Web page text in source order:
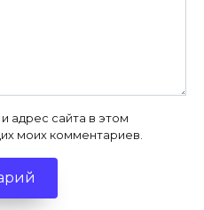
адрес сайта в этом
моих комментариев.